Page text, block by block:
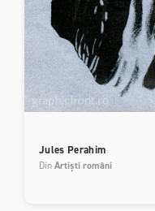
Jules Perahim
DinArtiști români